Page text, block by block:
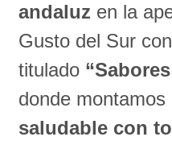
andaluz en la
Gusto del Sur
titulado
donde montamos
saludable con